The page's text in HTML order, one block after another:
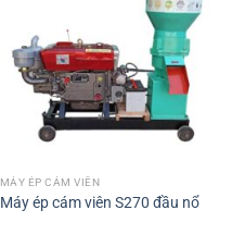
MÁY ÉP CÁM VIÊN
Máy ép cám viên S270 đầu nổ